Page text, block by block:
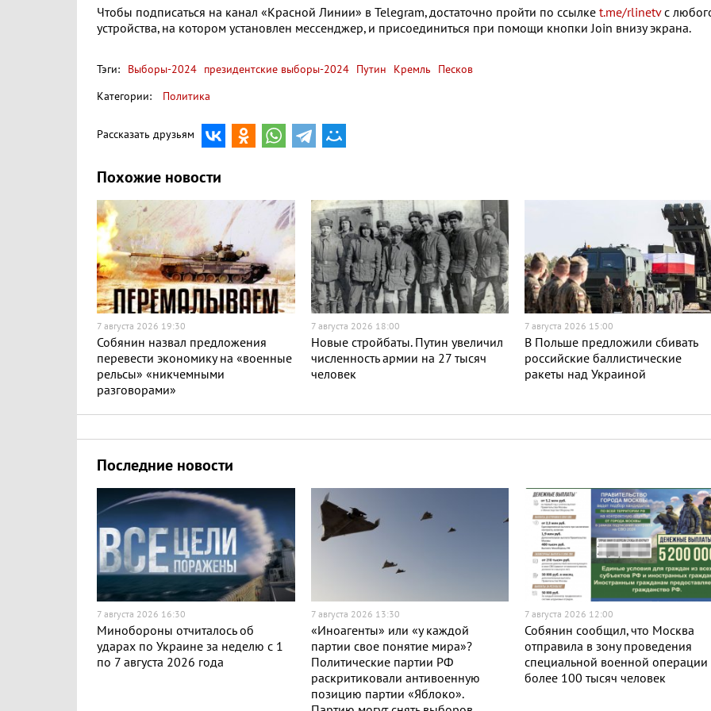
Чтобы подписаться на канал «Красной Линии» в Telegram, достаточно пройти по ссылке t.me/rlinetvс
устройства, на котором установлен мессенджер, и присоединиться при помощи кнопки Join внизу экрана.
Тэги: Выборы-2024 президентские выборы-2024 Путин Кремль
Песков
Категории:
Политика
Рассказать друзьям
Похожие новости
7 августа 2026 19:30
Собянин назвал предложения
перевести экономику на «военные
рельсы» «никчемными
разговорами»
7 августа 2026 18:00
Новые стройбаты. Путин увеличил
численность армии на 27 тысяч
человек
7 августа 2026 15:00
В Польше предложили сбивать
российские баллистические
ракеты над Украиной
Последние новости
7 августа 2026 16:30
Минобороны отчиталось об
ударах по Украине за неделю с 1
по 7 августа 2026 года
7 августа 2026 13:30
«Иноагенты» или «у каждой
партии свое понятие мира»?
Политические партии РФ
раскритиковали антивоенную
позицию партии «Яблоко».
7 августа 2026 12:00
Собянин сообщил, что Москва
отправила в зону проведения
специальной военной операции
более 100 тысяч человек